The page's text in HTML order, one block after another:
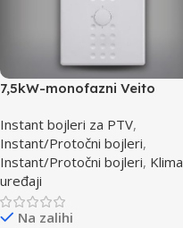
7,5kW-monofazni Veito
max
Instant bojleri za PTV,
Instant/Protočni bojleri,
Instant/Protočni bojleri, Klima
uređaji
Na zalihi